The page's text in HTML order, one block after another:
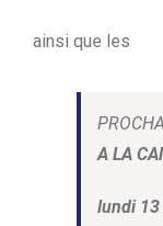
ainsi que les
A LA
lundi 13